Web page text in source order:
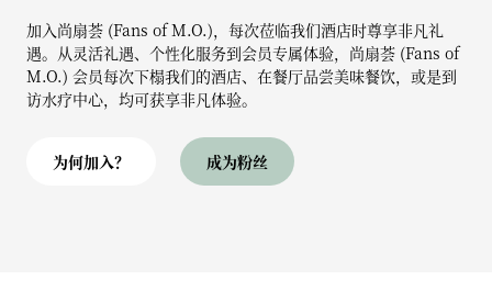
加入尚扇荟 (Fans of M.O.)，每次莅临我们酒店时尊享非凡礼
遇。从灵活礼遇、个性化服务到会员专属体验，尚扇荟 (Fans of
M.O.) 会员每次下榻我们的酒店、在餐厅品尝美味餐饮，或是到
访水疗中心，均可获享非凡体验。
为何加入？ 成为粉丝